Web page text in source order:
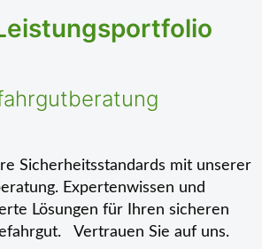
Ihr Spezialist:
Sicherheitsstandards mit unserer
Expertenwissen und
Lösungen für Ihren sicheren
Vertrauen Sie auf uns.